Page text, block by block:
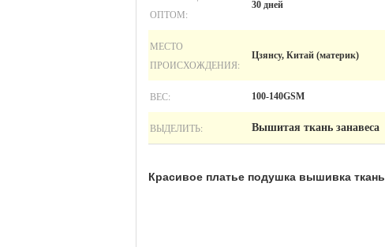
ОПТОМ:
30 дней
МЕСТО
ПРОИСХОЖДЕНИЯ:
Цзянсу, Китай (материк)
ВЕС: 100-140GSM
ВЫДЕЛИТЬ: Вышитая ткань занавеса
Красивое платье подушка вышивка ткань